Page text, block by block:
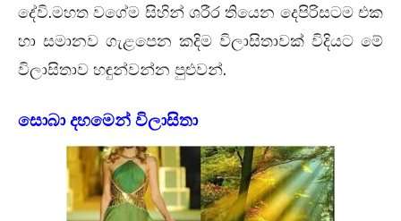
දේවි.මහත වගේම සිහින් ශරීර තියෙන දෙපිරිසටම එක
හා සමානව ගැළපෙන කදිම විලාසිතාවක් විදියට මේ
විලාසිතාව හඳුන්වන්න පුළුවන්.
සොබා දහමෙන් විලාසිතා